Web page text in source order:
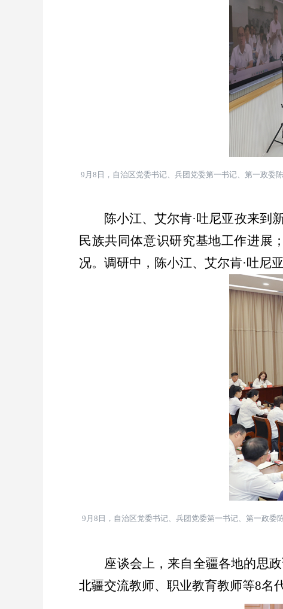
9 月 8 日，自治区党委书记、兵团党委第一书记、第一政委
陈小江、艾尔肯·吐尼亚孜来到
民族共同体意识研究基地工作进展
况。调研中，陈小江、艾尔肯·吐尼
9 月 8 日，自治区党委书记、兵团党委第一书记、第一政委
座谈会上，来自全疆各地的思政
北疆交流教师、职业教育教师等8名